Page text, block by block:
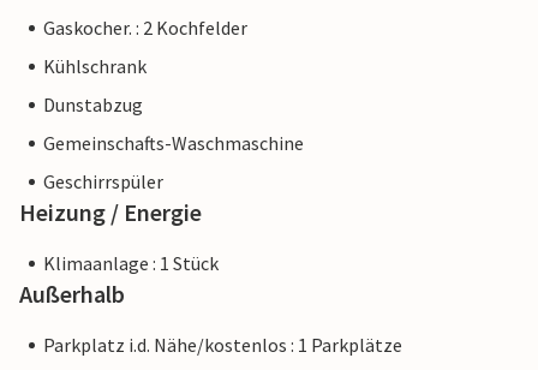
Gaskocher. : 2 Kochfelder
Kühlschrank
Dunstabzug
Gemeinschafts-Waschmaschine
Geschirrspüler
Heizung / Energie
Klimaanlage : 1 Stück
Außerhalb
Parkplatz i.d. Nähe/kostenlos : 1 Parkplätze